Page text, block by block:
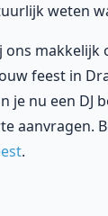
weten
ons makkelijk
feest in
je nu een DJ
aanvragen.
.